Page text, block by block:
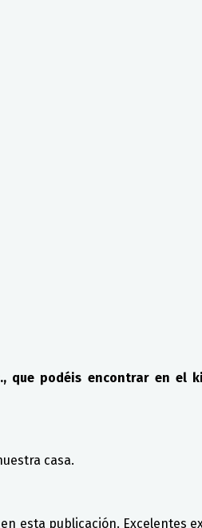
que podéis encontrar en el
casa.
esta publicación. Excelentes